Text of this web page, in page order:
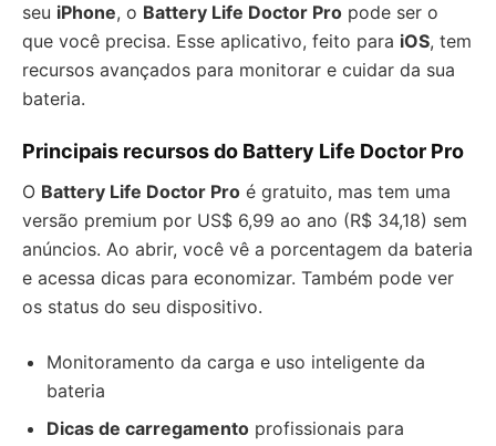
seu iPhone, o Battery Life Doctor Pro pode ser o
que você precisa. Esse aplicativo, feito para iOS, tem
recursos avançados para monitorar e cuidar da sua
bateria.
Principais recursos do Battery Life Doctor Pro
O Battery Life Doctor Pro é gratuito, mas tem uma
versão premium por US$ 6,99 ao ano (R$ 34,18) sem
anúncios. Ao abrir, você vê a porcentagem da bateria
e acessa dicas para economizar. Também pode ver
os status do seu dispositivo.
Monitoramento da carga e uso inteligente da
bateria
Dicas de carregamento profissionais para